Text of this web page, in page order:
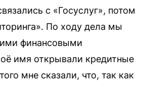
с «Госуслуг», потом
По ходу дела мы
финансовыми
имя открывали кредитные
мне сказали, что, так как